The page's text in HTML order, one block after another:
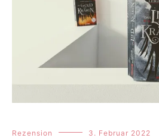
Rezension 3. Februar 2022